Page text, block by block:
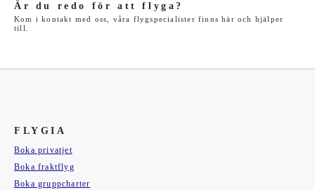
Är du redo för att flyga?
Kom i kontakt med oss, våra flygspecialister finns här och hjälper
till.
FLYGIA
Boka privatjet
Boka fraktflyg
Boka gruppcharter